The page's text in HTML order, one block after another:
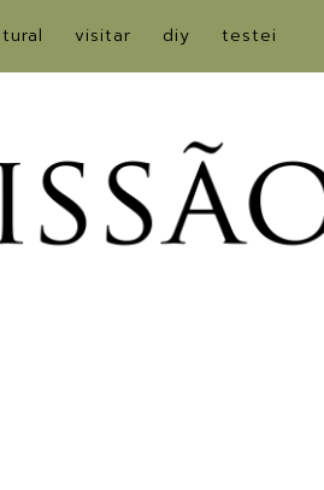
visitar diy testei